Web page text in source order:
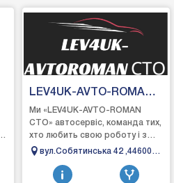
LEV4UK-AVTO-ROMA
CTO
Ми «LEV4UK-AVTO-ROMAN
СТО» автосервіс, команда тих,
хто любить свою роботу і з
задоволенням допомагаємо
вашим автомобі...
вул.Собятинська 42 ,44600
Маневичі